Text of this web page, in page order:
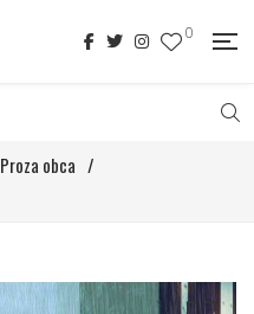
0
Proza obca /